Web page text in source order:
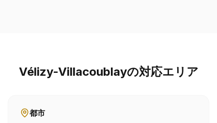
Vélizy-Villacoublayの対応エリア
都市